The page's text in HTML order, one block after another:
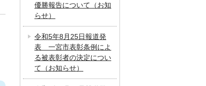
優勝報告について（お知
らせ）
令和5年8月25日報道発
表 一宮市表彰条例によ
る被表彰者の決定につい
て（お知らせ）